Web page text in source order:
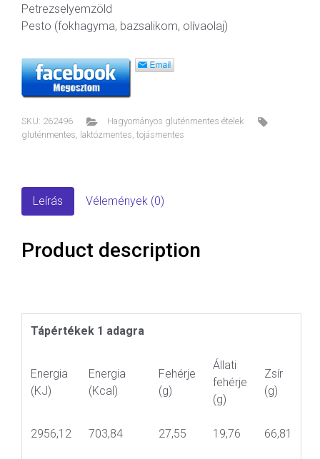
Petrezselyemzöld
Pesto (fokhagyma, bazsalikom, olívaolaj)
SKU: 262496
Hagyományos gluténmentes ételek
gluténmentes, laktózmentes, tojásmentes
Leírás Vélemények (0)
Product description
Tápértékek 1 adagra
Energia
(KJ)
Energia
(Kcal)
Fehérje
(g)
Állati
fehérje
(g)
Zsír
(g)
2956,12 703,84 27,55 19,76 66,81